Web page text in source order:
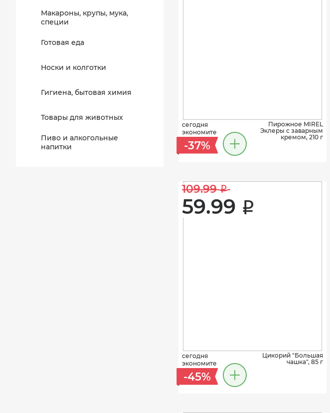
Макароны, крупы, мука,
специи
Готовая еда
Носки и колготки
Гигиена, бытовая химия
Товары для животных
Пиво и алкогольные
напитки
сегодня
экономите
-37%
Пирожное MIREL
Эклеры с заварным
кремом, 210 г
109.99 i
59.99 i
сегодня
экономите
-45%
Цикорий "Большая
чашка", 85 г